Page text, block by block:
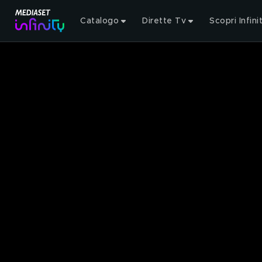
Catalogo Dirette Tv Scopri